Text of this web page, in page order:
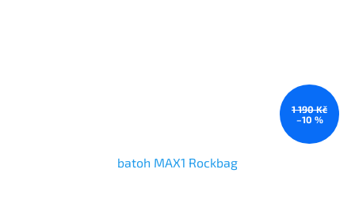
1 190 Kč
–10 %
batoh MAX1 Rockbag